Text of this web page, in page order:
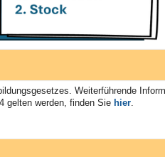
Weiterführende
gelten werden, finden Sie hier.